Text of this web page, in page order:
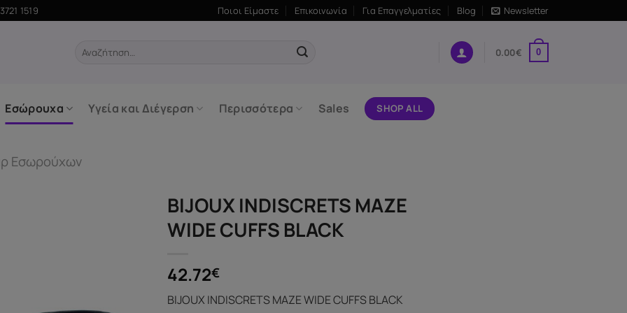
1519 Ποιοι Είμαστε Επικοινωνία Για Επαγγελματίες Blog Newsletter
Αναζήτηση
0.00€ 0
Εσώρουχα Υγεία και Διέγερση Περισσότερα Sales SHOP ALL
Εσωρούχων
BIJOUX INDISCRETS MAZE
WIDE CUFFS BLACK
42.72€
BIJOUX INDISCRETS MAZE WIDE CUFFS BLACK